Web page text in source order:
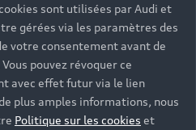
sont utilisées par Audi et
gérées via les paramètres des
votre consentement avant de
pouvez révoquer ce
avec effet futur via le lien
plus amples informations, nous
Politique sur les cookies et